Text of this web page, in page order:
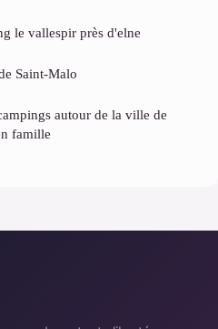
le vallespir près d'elne
Saint-Malo
autour de la ville de
famille